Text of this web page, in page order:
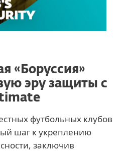
«Боруссия»
эру защиты с
футбольных клубов
шаг к укреплению
заключив